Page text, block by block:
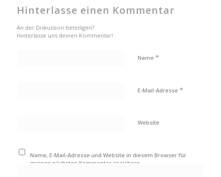
Hinterlasse einen Kommentar
An der Diskussion beteiligen?
Hinterlasse uns deinen Kommentar!
Name *
E-Mail-Adresse *
Website
Name, E-Mail-Adresse und Website in diesem Browser für
meinen nächsten Kommentar speichern.